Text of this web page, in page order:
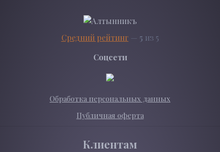
Средний рейтинг — 5 из 5
Соцсети
Обработка персональных данных
Публичная оферта
Клиентам